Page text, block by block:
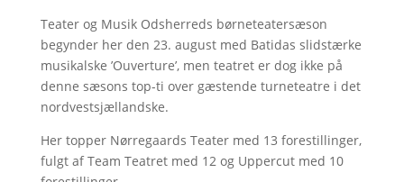
Teater og Musik Odsherreds børneteatersæson
begynder her den 23. august med Batidas slidstærke
musikalske ’Ouverture’, men teatret er dog ikke på
denne sæsons top-ti over gæstende turneteatre i det
nordvestsjællandske.
Her topper Nørregaards Teater med 13 forestillinger,
fulgt af Team Teatret med 12 og Uppercut med 10